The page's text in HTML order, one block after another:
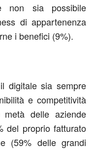
non sia possibile
di appartenenza
i benefici (9%).
digitale sia sempre
e competitività
delle aziende
del proprio fatturato
(59% delle grandi